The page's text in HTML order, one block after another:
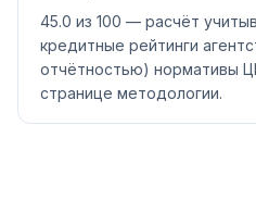
45.0 из 100 — расчёт
кредитные рейтинги
отчётностью) нормативы
странице методологии.